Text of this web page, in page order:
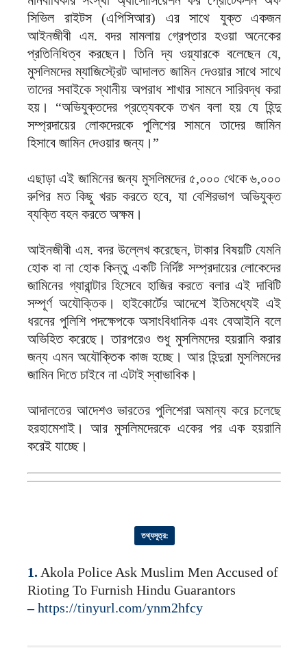
সিভিল রাইটস (এপিসিআর) এর সাথে যুক্ত একজন
আইনজীবী এম. বদর মামলায় গ্রেপ্তার হওয়া অনেকের
প্রতিনিধিত্ব করছেন। তিনি দ্য ওয়্যারকে বলেছেন যে,
মুসলিমদের ম্যাজিস্ট্রেট আদালত জামিন দেওয়ার সাথে সাথে
তাদের সবাইকে স্থানীয় অপরাধ শাখার সামনে সারিবদ্ধ করা
হয়। “অভিযুক্তদের প্রত্যেককে তখন বলা হয় যে হিন্দু
সম্প্রদায়ের লোকদেরকে পুলিশের সামনে তাদের জামিন
হিসাবে জামিন দেওয়ার জন্য।”
এছাড়া এই জামিনের জন্য মুসলিমদের ৫,০০০ থেকে ৬,০০০
রুপির মত কিছু খরচ করতে হবে, যা বেশিরভাগ অভিযুক্ত
ব্যক্তি বহন করতে অক্ষম।
আইনজীবী এম. বদর উল্লেখ করেছেন, টাকার বিষয়টি যেমনি
হোক বা না হোক কিন্তু একটি নির্দিষ্ট সম্প্রদায়ের লোকেদের
জামিনের গ্যারান্টার হিসেবে হাজির করতে বলার এই দাবিটি
সম্পূর্ণ অযৌক্তিক। হাইকোর্টের আদেশে ইতিমধ্যেই এই
ধরনের পুলিশি পদক্ষেপকে অসাংবিধানিক এবং বেআইনি বলে
অভিহিত করেছে। তারপরেও শুধু মুসলিমদের হয়রানি করার
জন্য এমন অযৌক্তিক কাজ হচ্ছে। আর হিন্দুরা মুসলিমদের
জামিন দিতে চাইবে না এটাই স্বাভাবিক।
আদালতের আদেশও ভারতের পুলিশেরা অমান্য করে চলেছে
হরহামেশাই। আর মুসলিমদেরকে একের পর এক হয়রানি
করেই যাচ্ছে।
তথ্যসূত্র:
1. Akola Police Ask Muslim Men Accused of
Rioting To Furnish Hindu Guarantors
– https://tinyurl.com/ynm2hfcy